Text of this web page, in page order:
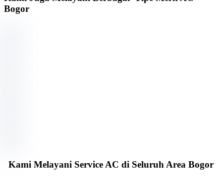
Bogor
Kami Melayani Service AC di Seluruh Area Bogor